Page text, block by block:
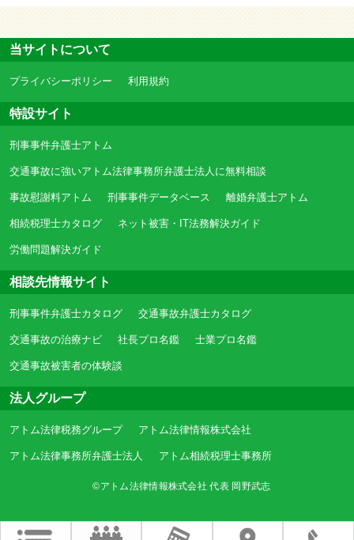
当サイトについて
プライバシーポリシー 利用規約
特設サイト
刑事事件弁護士アトム
交通事故に強いアトム法律事務所弁護士法人に無料相談
事故慰謝料アトム 刑事事件データベース 離婚弁護士アトム
相続税理士カタログ ネット被害・IT法務解決ガイド
労働問題解決ガイド
相談先情報サイト
刑事事件弁護士カタログ 交通事故弁護士カタログ
交通事故の治療ナビ 社長プロ名鑑 士業プロ名鑑
交通事故被害者の体験談
法人グループ
アトム法律税務グループ アトム法律情報株式会社
アトム法律事務所弁護士法人 アトム相続税理士事務所
©アトム法律情報株式会社 代表 岡野武志